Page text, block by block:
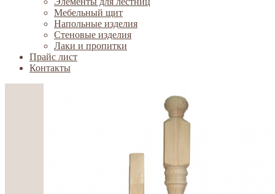
Мебельный щит
Напольные изделия
Стеновые изделия
Лаки и пропитки
Прайс лист
Контакты